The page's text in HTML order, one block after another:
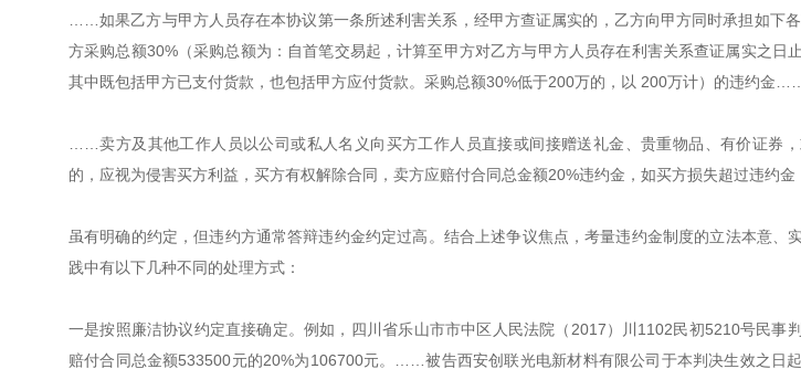
……如果乙方与甲方人员存在本协议第一条所述利害关系，经甲方查证属实的，乙方向甲方同时承担如下
方采购总额30%（采购总额为：自首笔交易起，计算至甲方对乙方与甲方人员存在利害关系查证属实之日
其中既包括甲方已支付货款，也包括甲方应付货款。采购总额30%低于200万的，以 200万计）的违约金……
……卖方及其他工作人员以公司或私人名义向买方工作人员直接或间接赠送礼金、贵重物品、有价证券
的，应视为侵害买方利益，买方有权解除合同，卖方应赔付合同总金额20%违约金，如买方损失超过违约
虽有明确的约定，但违约方通常答辩违约金约定过高。结合上述争议焦点，考量违约金制度的立法本意、
践中有以下几种不同的处理方式：
一是按照廉洁协议约定直接确定。例如，四川省乐山市市中区人民法院（2017）川1102民初5210号民
赔付合同总金额533500元的20%为106700元。……被告西安创联光电新材料有限公司于本判决生效之日